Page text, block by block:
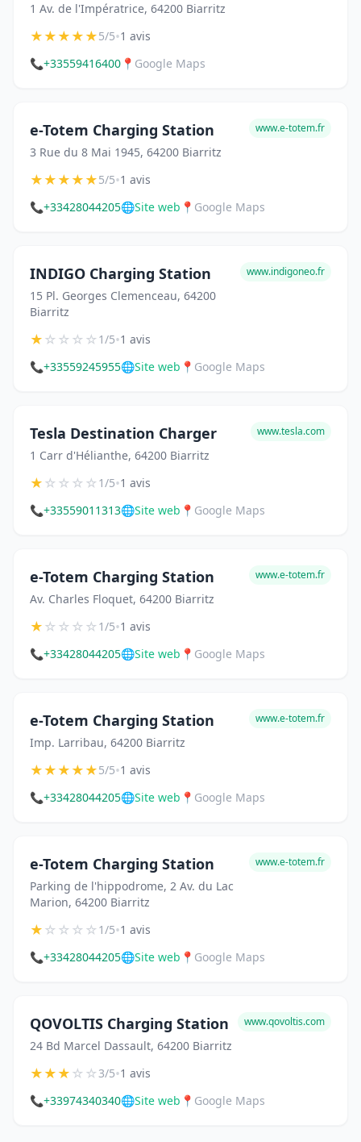
1 Av. de l'Impératrice, 64200 Biarritz
★★★★★5/5•1 avis
📞+33559416400 📍 Google Maps
e-Totem Charging Station
3 Rue du 8 Mai 1945, 64200 Biarritz
www.e-totem.fr
★★★★★5/5•1 avis
📞+33428044205🌐Site web 📍 Google Maps
INDIGO Charging Station
15 Pl. Georges Clemenceau, 64200
Biarritz
www.indigoneo.fr
★☆☆☆☆1/5•1 avis
📞+33559245955🌐Site web 📍 Google Maps
Tesla Destination Charger
1 Carr d'Hélianthe, 64200 Biarritz
www.tesla.com
★☆☆☆☆1/5•1 avis
📞+33559011313🌐Site web 📍 Google Maps
e-Totem Charging Station
Av. Charles Floquet, 64200 Biarritz
www.e-totem.fr
★☆☆☆☆1/5•1 avis
📞+33428044205🌐Site web 📍 Google Maps
e-Totem Charging Station
Imp. Larribau, 64200 Biarritz
www.e-totem.fr
★★★★★5/5•1 avis
📞+33428044205🌐Site web 📍 Google Maps
e-Totem Charging Station
Parking de l'hippodrome, 2 Av. du Lac
Marion, 64200 Biarritz
www.e-totem.fr
★☆☆☆☆1/5•1 avis
📞+33428044205🌐Site web 📍 Google Maps
QOVOLTIS Charging Station
24 Bd Marcel Dassault, 64200 Biarritz
www.qovoltis.com
★★★☆☆3/5•1 avis
📞+33974340340🌐Site web 📍 Google Maps